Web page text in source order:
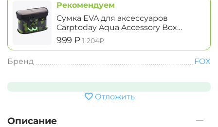
Рекомендуем
Сумка EVA для аксессуаров
Carptoday Aqua Accessory Box
System маленькая
‍999‍ ₽ ‍1 204‍₽
Бренд FOX
Отложить
Описание